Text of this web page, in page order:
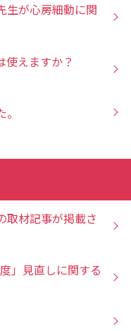
生が心房細動に関
使えますか？
取材記事が掲載さ
」見直しに関する